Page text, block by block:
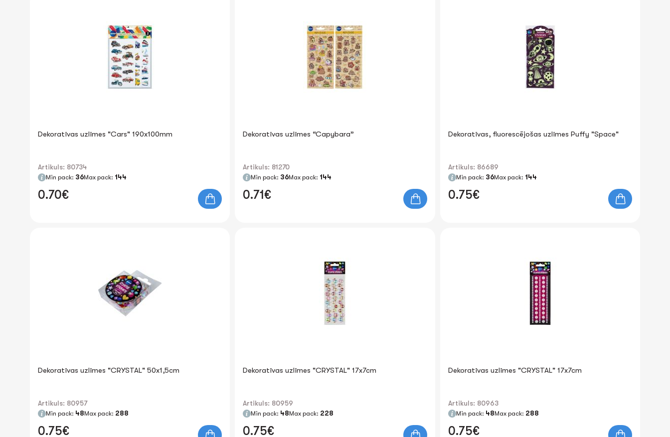
Dekoratīvas uzlīmes "Cars" 190x100mm
Artikuls: 80734
Min pack: 36Max pack: 144
0.70€
Dekoratīvas uzlīmes “Capybara”
Artikuls: 81270
Min pack: 36Max pack: 144
0.71€
Dekoratīvas, fluorescējošas uzlīmes Puffy "Space"
Artikuls: 86689
Min pack: 36Max pack: 144
0.75€
Dekoratīvas uzlīmes "CRYSTAL" 50x1,5cm
Artikuls: 80957
Min pack: 48Max pack: 288
0.75€
Dekoratīvas uzlīmes "CRYSTAL" 17x7cm
Artikuls: 80959
Min pack: 48Max pack: 228
0.75€
Dekoratīvas uzlīmes "CRYSTAL" 17x7cm
Artikuls: 80963
Min pack: 48Max pack: 288
0.75€